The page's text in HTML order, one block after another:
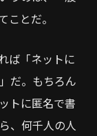
とだ。
ば「ネットに
だ。もちろん
トに匿名で書
、何千人の人